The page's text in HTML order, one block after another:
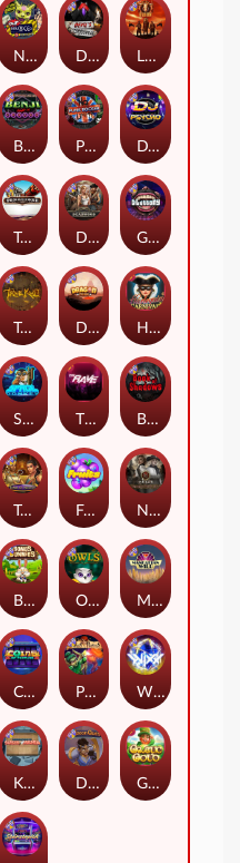
Nexus Outsourced
Nexus Tombstone RIP
Manhattan Goes Wild
Book Of Shadows
Space Donkey
Little Bighorn
Benji Killed in Vegas
Devil's Crossroad
Tomb of Nefertiti
Dragon Tribe
Dungeon Quest
Coins of Fortune
Gluttony
WiXX
Fruits
Bonus Bunnies
Deadwood xNudge
DJ Psycho
Tombstone
Owls
Punk Rocker
Gaelic Gold
Harlequin Carnival
Kitchen Drama: Sushi Mania
Pixies vs Pirates
True kult
The Rave